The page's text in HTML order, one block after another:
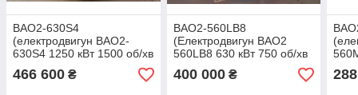
ВАО2-630S4
(електродвигун ВАО2-
630S4 1250 кВт 1500 об/хв
466 600 ₴
ВАО2-560LB8
(Електродвигун ВАО2
560LB8 630 кВт 750 об/хв
400 000₴